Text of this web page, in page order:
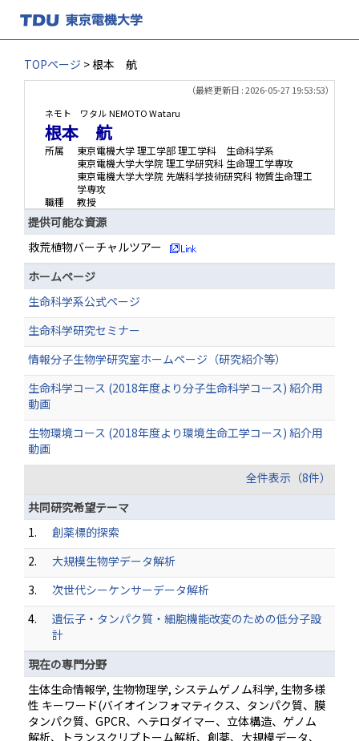
TOPページ > 根本 航
（最終更新日 : 2026-05-27 19:53:53）
ネモト ワタルNEMOTO Wataru
根本 航
所属
東京電機大学 理工学部 理工学科 生命科学系
東京電機大学大学院 理工学研究科 生命理工学専攻
東京電機大学大学院 先端科学技術研究科 物質生命理工
学専攻
職種
教授
提供可能な資源
救荒植物バーチャルツアー
ホームページ
生命科学系公式ページ
生命科学研究セミナー
情報分子生物学研究室ホームページ（研究紹介等）
生命科学コース (2018年度より分子生命科学コース) 紹介用
動画
生物環境コース (2018年度より環境生命工学コース) 紹介用
動画
全件表示（8件）
共同研究希望テーマ
1.
創薬標的探索
2.
大規模生物学データ解析
3.
次世代シーケンサーデータ解析
4.
遺伝子・タンパク質・細胞機能改変のための低分子設
計
現在の専門分野
生体生命情報学, 生物物理学, システムゲノム科学, 生物多様
性 キーワード(バイオインフォマティクス、タンパク質、膜
タンパク質、GPCR、ヘテロダイマー、立体構造、ゲノム
解析、トランスクリプトーム解析、創薬、大規模データ、